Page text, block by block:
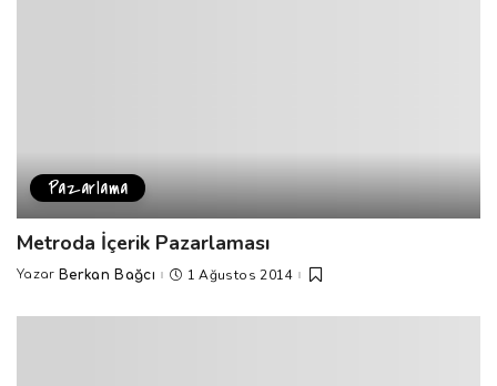
Pazarlama
Metroda İçerik Pazarlaması
Posted
Yazar Berkan Bağcı 1 Ağustos 2014